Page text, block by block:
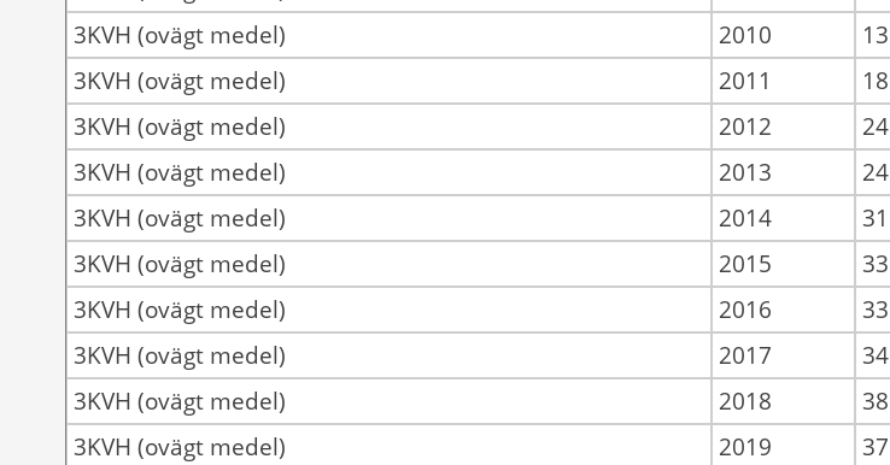
3KVH (ovägt medel)
2010
13
3KVH (ovägt medel)
2011
18
3KVH (ovägt medel)
2012
24
3KVH (ovägt medel)
2013
24
3KVH (ovägt medel)
2014
31
3KVH (ovägt medel)
2015
33
3KVH (ovägt medel)
2016
33
3KVH (ovägt medel)
2017
34
3KVH (ovägt medel)
2018
38
3KVH (ovägt medel)
2019
37